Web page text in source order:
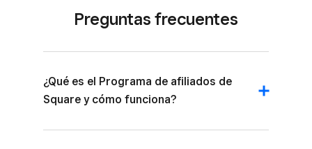
Preguntas frecuentes
¿Qué es el Programa de afiliados de
Square y cómo funciona?